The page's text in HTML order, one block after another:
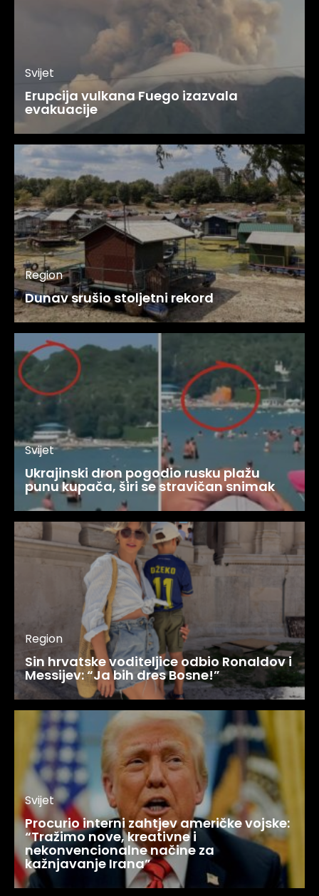
Svijet
Erupcija vulkana Fuego izazvala
evakuacije
Region
Dunav srušio stoljetni rekord
Svijet
Ukrajinski dron pogodio rusku plažu
punu kupača, širi se stravičan snimak
Region
Sin hrvatske voditeljice odbio Ronaldov i
Messijev: “Ja bih dres Bosne!”
Svijet
Procurio interni zahtjev američke vojske:
“Tražimo nove, kreativne i
nekonvencionalne načine za
kažnjavanje Irana”